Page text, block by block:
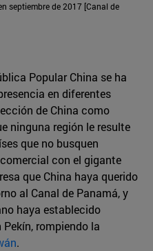
septiembre de 2017 [Canal de
Popular China se ha
en diferentes
de China como
ninguna región le resulte
que no busquen
con el gigante
que China haya querido
al Canal de Panamá, y
haya establecido
rompiendo la
.